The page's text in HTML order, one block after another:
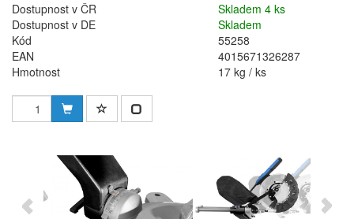
Dostupnost v ČR
Skladem 4 ks
Dostupnost v DE
Skladem
Kód
55258
EAN
4015671326287
Hmotnost
17 kg / ks